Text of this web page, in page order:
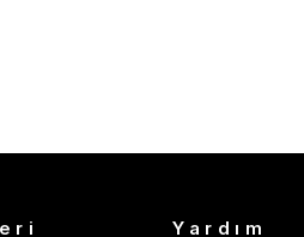
Yardım